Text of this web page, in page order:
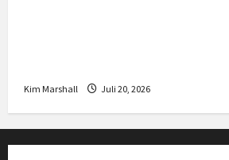
Kim Marshall Juli 20, 2026